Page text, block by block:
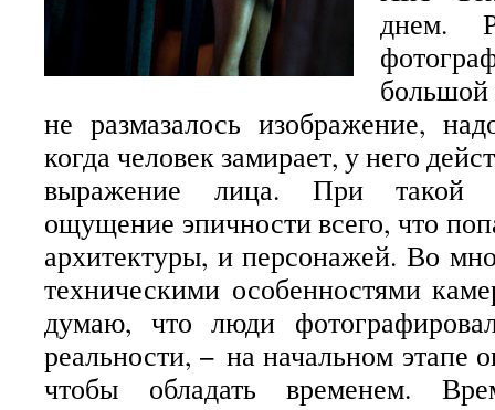
днем.
не размазалось изображение,
когда человек замирает, у него
выражение лица. При такой
ощущение эпичности всего, что
архитектуры, и персонажей. Во
техническими особенностями
думаю, что люди
реальности, − на начальном этапе
чтобы обладать временем.